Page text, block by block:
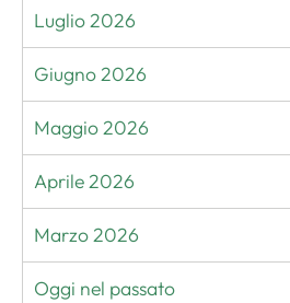
Luglio 2026
Giugno 2026
Maggio 2026
Aprile 2026
Marzo 2026
Oggi nel passato